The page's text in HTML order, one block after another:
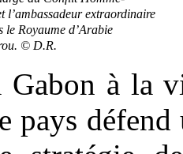
extraordinaire
le Royaume d’Arabie
© D.R.
Gabon à la
pays